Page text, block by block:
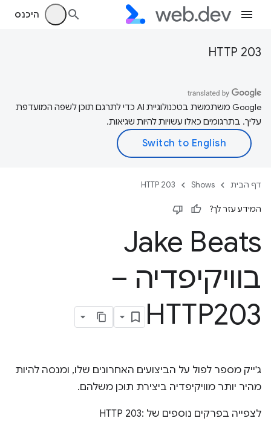
היכנס
HTTP 203
‫Google משתמשת בטכנולוגיית AI כדי לתרגם תוכן לשפה המועדפת
עליך. בתרגומים כאלו עשויות להיות שגיאות.
דף הבית Shows
HTTP 203
המידע עזר לך?
Jake Beats
בוויקיפדיה –
HTTP203
ג'ייק מספר לפול על הביצועים האחרונים שלו, ומנסה להיות
מהיר יותר מוויקיפדיה ביצירת תוכן משלהם.
לצפייה בפרקים נוספים של HTTP 203: